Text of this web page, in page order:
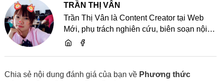
TRẦN THỊ VÂN
Trần Thị Vân là Content Creator tại Web
Mới, phụ trách nghiên cứu, biên soạn nội
dung và chia sẻ kiến thức về website, SEO,
Chia sẻ nội dung đánh giá của bạn về Phương thức